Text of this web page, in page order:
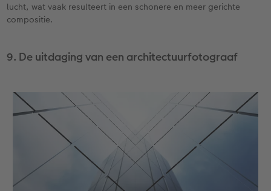
lucht, wat vaak resulteert in een schonere en meer gerichte
compositie.
9. De uitdaging van een architectuurfotograaf